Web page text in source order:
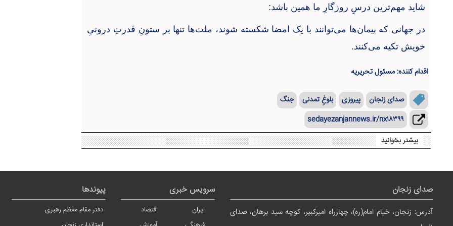
شاید مهم‌ترین درسِ روزگارِ ما همین باشد:
در جهانی که پیمان‌ها می‌توانند با یک امضا شکسته شوند، ملت‌ها تنها بر ستونِ قدرتِ درونیِ
خویش تکیه می‌کنند.
اقدام کننده: مسئول تحریریه
صدای زنجان پیروزی بلوغِ تمدنی
جنگ
sedayezanjannews.ir/nx۱۸۳۹۹
بیشتر بخوانید
صدای زنجان
آدرس: زنجان، خیام امام(ره)، چهارراه امیرکبیر، کوچه سید برهان، صدای
سرویس خبری
ایران
اقتصاد
پیوندها
دفتر مقام معظم رهبری